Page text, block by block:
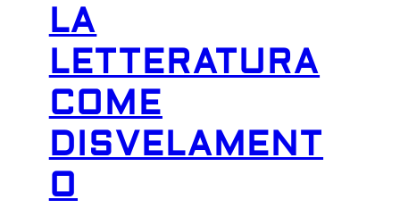
LA
LETTERATURA
COME
DISVELAMENT
O